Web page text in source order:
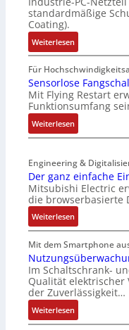
e
M
u
l
t
i
t
u
r
n
-
i
t
E
n
c
o
d
e
r
s
e
r
t
e
L
a
e
r
t
i
a
n
g
u
l
a
t
i
o
n
standardmäßige
Coating).
Weiterlesen:
I
P
C
N
t
t
e
i
l
e
r
h
ä
l
S
c
h
Für
Sensorlose
Mit Flying Restart
Funktionsumfang
Weiterlesen:
S
n
s
o
r
l
o
s
e
F
a
n
g
s
Engineering &
Der ganz einfache
Mitsubishi Electric
die browserbasierte
Weiterlesen:
D
e
r
g
a
n
z
e
Mit dem Smartphone
Im Schaltschrank-
Qualität elektrischer
der Zuverlässigkeit…
Weiterlesen:
N